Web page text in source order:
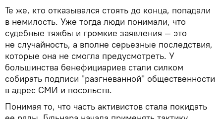
Те же, кто отказывался стоять до конца, попадали
в немилость. Уже тогда люди понимали, что
судебные тяжбы и громкие заявления — это
не случайность, а вполне серьезные последствия,
которые она не смогла предусмотреть. У
большинства бенефициариев стали силком
собирать подписи "разгневанной" общественности
в адрес СМИ и посольств.
Понимая то, что часть активистов стала покидать